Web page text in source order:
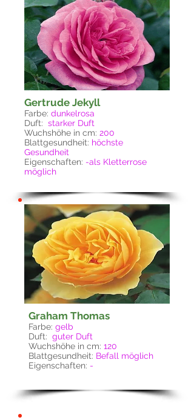
Gertrude Jekyll
Farbe: dunkelrosa
Duft: starker Duft
Wuchshöhe in cm: 200
Blattgesundheit: höchste
Gesundheit
Eigenschaften: -als Kletterrose
möglich
Graham Thomas
Farbe: gelb
Duft: guter Duft
Wuchshöhe in cm: 120
Blattgesundheit: Befall möglich
Eigenschaften: -